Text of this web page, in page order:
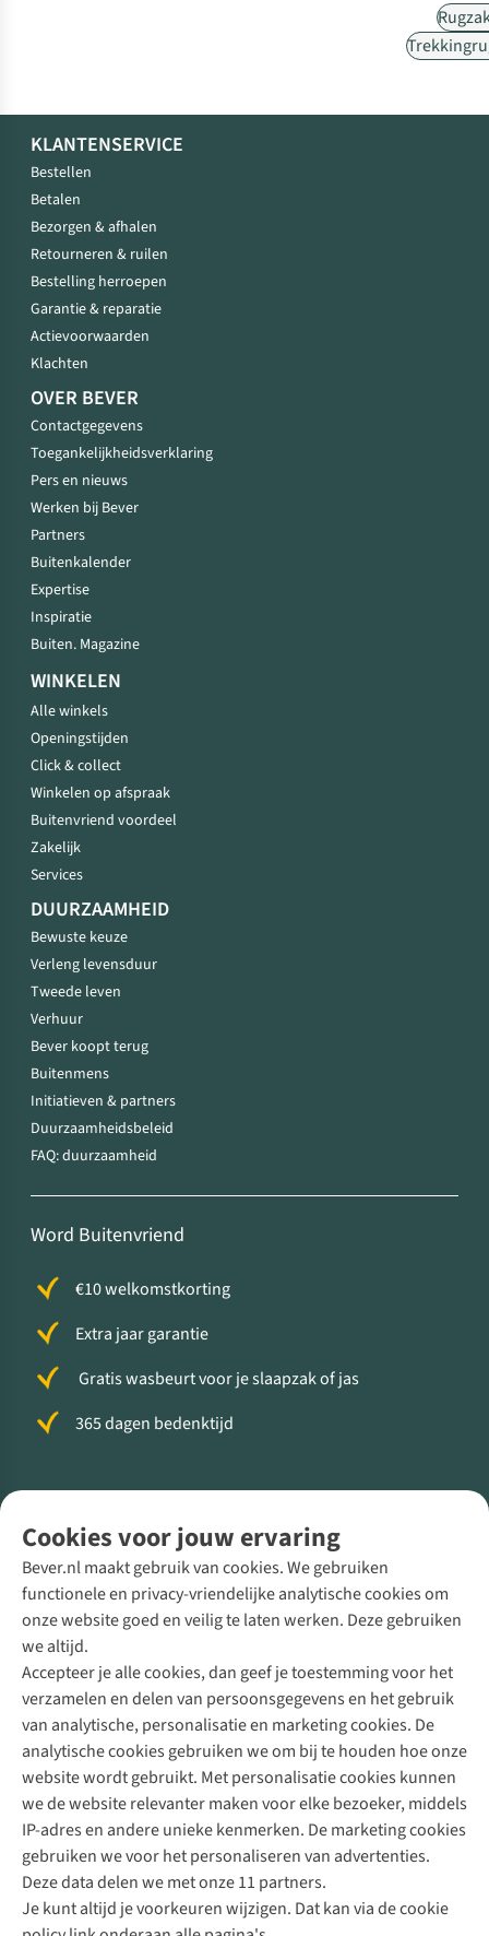
Cookies voor jouw ervaring
Bever.nl maakt gebruik van cookies. We gebruiken
functionele en privacy-vriendelijke analytische cookies om
onze website goed en veilig te laten werken. Deze gebruiken
we altijd.
Accepteer je alle cookies, dan geef je toestemming voor het
verzamelen en delen van persoonsgegevens en het gebruik
van analytische, personalisatie en marketing cookies. De
analytische cookies gebruiken we om bij te houden hoe onze
website wordt gebruikt. Met personalisatie cookies kunnen
we de website relevanter maken voor elke bezoeker, middels
IP-adres en andere unieke kenmerken. De marketing cookies
gebruiken we voor het personaliseren van advertenties.
Deze data delen we met onze 11 partners.
Je kunt altijd je voorkeuren wijzigen. Dat kan via de cookie
KLANTENSERVICE
Bestellen
Betalen
Bezorgen & afhalen
Retourneren & ruilen
Bestelling herroepen
Garantie & reparatie
Actievoorwaarden
Klachten
OVER BEVER
Contactgegevens
Toegankelijkheidsverklaring
Pers en nieuws
Werken bij Bever
Partners
Buitenkalender
Expertise
Inspiratie
Buiten. Magazine
WINKELEN
Alle winkels
Openingstijden
Click & collect
Winkelen op afspraak
Buitenvriend voordeel
Zakelijk
Services
DUURZAAMHEID
Bewuste keuze
Verleng levensduur
Tweede leven
Verhuur
Bever koopt terug
Buitenmens
Initiatieven & partners
Duurzaamheidsbeleid
FAQ: duurzaamheid
Word Buitenvriend
€10 welkomstkorting
Extra jaar garantie
Gratis wasbeurt voor je slaapzak of jas
365 dagen bedenktijd
Direct advies van een Buitenexpert
+31 (0)85 888 50 88
+31 6 12 28 49 80
Contactformulier